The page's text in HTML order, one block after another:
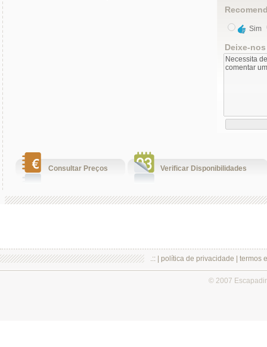
Sim
Deixe-
Consultar Preços Verificar Disponibilidades
.:: | política de privacidade termos
© 2007